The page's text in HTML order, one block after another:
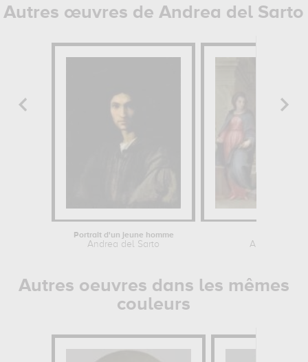
Autres œuvres de Andrea del Sarto
Portrait d'un jeune homme
Andrea del Sarto Andrea del
Autres oeuvres dans les mêmes
couleurs